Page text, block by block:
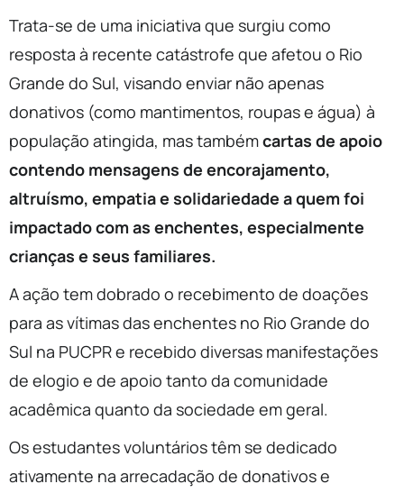
Trata-se de uma iniciativa que surgiu como
resposta à recente catástrofe que afetou o Rio
Grande do Sul, visando enviar não apenas
donativos (como mantimentos, roupas e água) à
população atingida, mas tambémcartas de apoio
contendo mensagens de encorajamento,
altruísmo, empatia e solidariedade a quem foi
impactado com as enchentes, especialmente
crianças e seus familiares.
A ação tem dobrado o recebimento de doações
para as vítimas das enchentes no Rio Grande do
Sul na PUCPR e recebido diversas manifestações
de elogio e de apoio tanto da comunidade
acadêmica quanto da sociedade em geral.
Os estudantes voluntários têm se dedicado
ativamente na arrecadação de donativos e